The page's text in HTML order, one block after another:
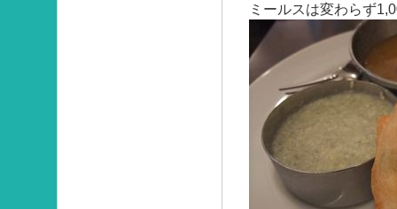
ミールスは変わらず